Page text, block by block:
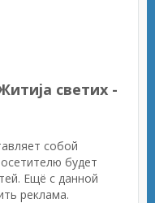
светих -
собой
будет
Ещё с данной
реклама.